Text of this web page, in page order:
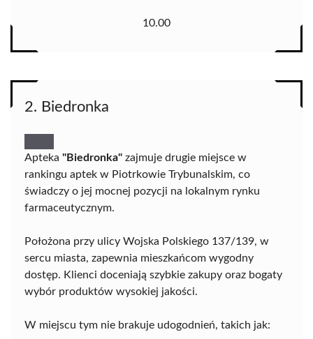
10.00
2. Biedronka
Apteka "Biedronka" zajmuje drugie miejsce w
rankingu aptek w Piotrkowie Trybunalskim, co
świadczy o jej mocnej pozycji na lokalnym rynku
farmaceutycznym.
Położona przy ulicy Wojska Polskiego 137/139, w
sercu miasta, zapewnia mieszkańcom wygodny
dostęp. Klienci doceniają szybkie zakupy oraz bogaty
wybór produktów wysokiej jakości.
W miejscu tym nie brakuje udogodnień, takich jak: